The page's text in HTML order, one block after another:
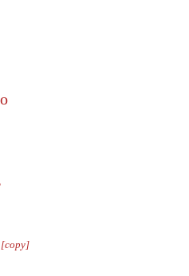
[copy]